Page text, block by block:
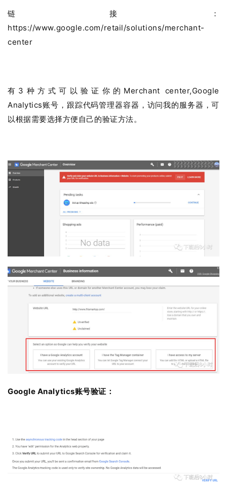
链接：
https://www.google.com/retail/solutions/merchant-
center
有3种方式可以验证你的Merchant center,Google
Analytics账号，跟踪代码管理器容器，访问我的服务器，可
以根据需要选择方便自己的验证方法。
Google Analytics账号验证：